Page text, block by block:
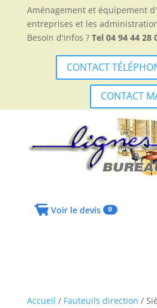
Aménagement et équipement
entreprises et les
Besoin d'infos ? Tel 04 94 44 28
CONTACT
CONTACT
Voir le devis 0
Accueil / Fauteuils direction /